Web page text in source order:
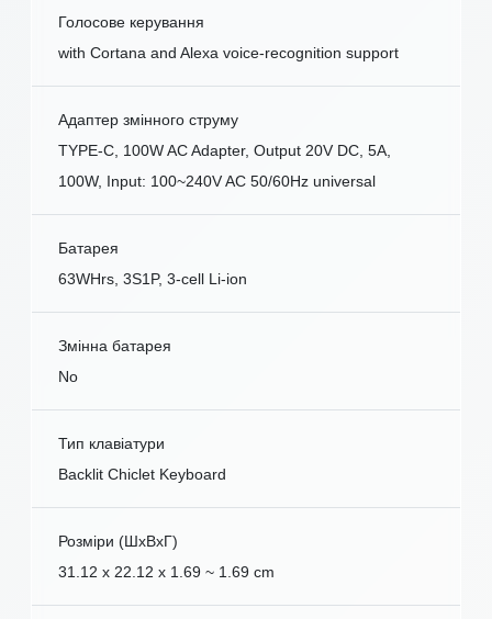
Голосове керування
with Cortana and Alexa voice-recognition support
Адаптер змінного струму
TYPE-C, 100W AC Adapter, Output 20V DC, 5A,
100W, Input: 100~240V AC 50/60Hz universal
Батарея
63WHrs, 3S1P, 3-cell Li-ion
Змінна батарея
No
Тип клавіатури
Backlit Chiclet Keyboard
Розміри (ШxВxГ)
31.12 x 22.12 x 1.69 ~ 1.69 cm